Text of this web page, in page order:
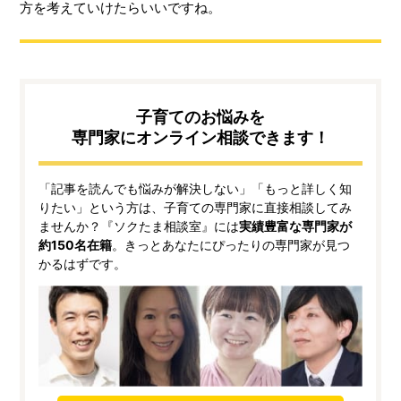
方を考えていけたらいいですね。
子育てのお悩みを
専門家にオンライン相談できます！
「記事を読んでも悩みが解決しない」「もっと詳しく知
りたい」という方は、子育ての専門家に直接相談してみ
ませんか？『ソクたま相談室』には実績豊富な専門家が
約150名在籍。きっとあなたにぴったりの専門家が見つ
かるはずです。